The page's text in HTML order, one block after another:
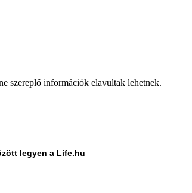
szereplő információk elavultak lehetnek.
legyen a Life.hu